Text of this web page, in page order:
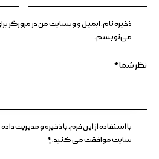
ذخیره نام، ایمیل و وبسایت من در مرورگر
می‌نویسم.
با استفاده از این فرم، با ذخیره و مدیریت
سایت موافقت می کنید.*